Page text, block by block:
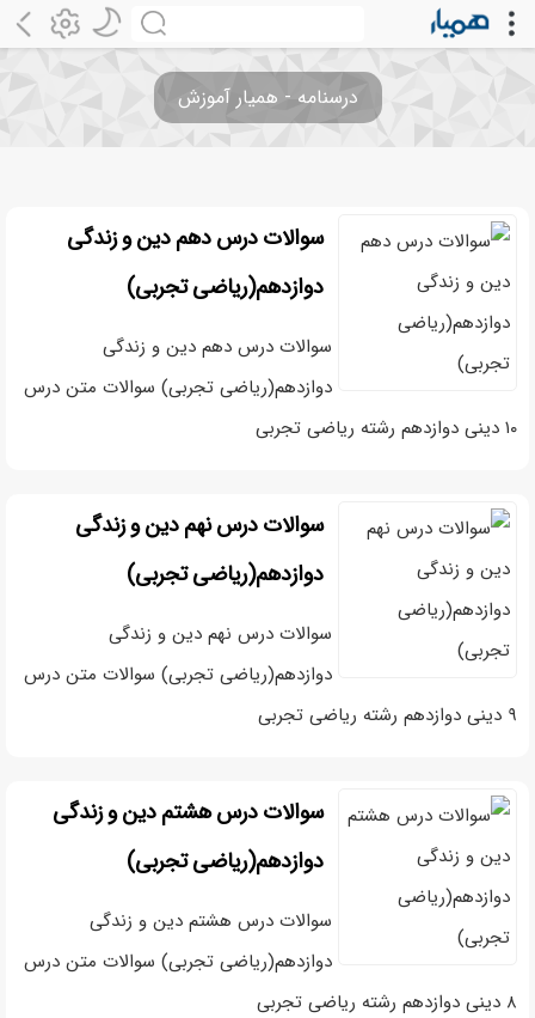
درسنامه - همیار آموزش
سوالات درس دهم دین و زندگی
دوازدهم(ریاضی تجربی)
سوالات درس دهم دین و زندگی
دوازدهم(ریاضی تجربی) سوالات متن درس
۱۰ دینی دوازدهم رشته ریاضی تجربی
سوالات درس نهم دین و زندگی
دوازدهم(ریاضی تجربی)
سوالات درس نهم دین و زندگی
دوازدهم(ریاضی تجربی) سوالات متن درس
۹ دینی دوازدهم رشته ریاضی تجربی
سوالات درس هشتم دین و زندگی
دوازدهم(ریاضی تجربی)
سوالات درس هشتم دین و زندگی
دوازدهم(ریاضی تجربی) سوالات متن درس
۸ دینی دوازدهم رشته ریاضی تجربی